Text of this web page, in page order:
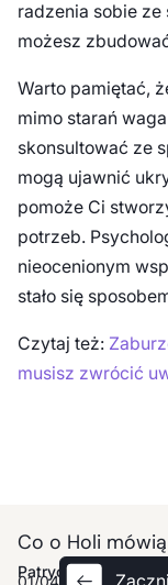
radzenia sobie ze
możesz
Warto pamiętać,
mimo starań
skonsultować ze
mogą ujawnić
pomoże Ci
potrzeb.
nieocenionym
stało się
Czytaj też:
musisz zwrócić
Co o Holi
01/04
Ula
Patrycja
Anna
Tomek
Ula
Patrycja